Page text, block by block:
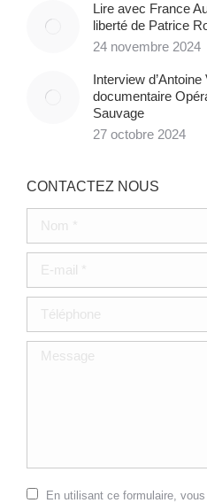
Lire avec France
liberté de Patrice
24 novembre 2024
Interview
documentaire
Sauvage
27 octobre 2024
CONTACTEZ NOUS
Message
En utilisant ce formulaire,